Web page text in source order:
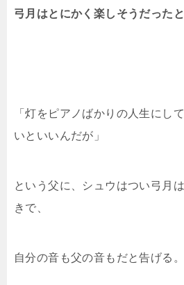
弓月はとにかく楽しそうだったと
「灯をピアノばかりの人生にし
いといいんだが」
という父に、シュウはつい弓月
きで、
自分の音も父の音もだと告げる。